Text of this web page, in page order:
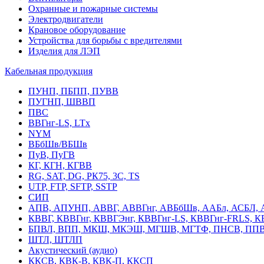
Охранные и пожарные системы
Электродвигатели
Крановое оборудование
Устройства для борьбы с вредителями
Изделия для ЛЭП
Кабельная продукция
ПУНП, ПБПП, ПУВВ
ПУГНП, ШВВП
ПВС
ВВГнг-LS, LTx
NYM
ВБбШв/ВБШв
ПуВ, ПуГВ
КГ, КГН, КГВВ
RG, SAT, DG, РК75, 3С, TS
UTP, FTP, SFTP, SSTP
СИП
АПВ, АПУНП, АВВГ, АВВГнг, АВБбШв, ААБл, АСБЛ,
КВВГ, КВВГнг, КВВГЭнг, КВВГнг-LS, КВВГнг-FRLS,
БПВЛ, ВПП, МКШ, МКЭШ, МГШВ, МГТФ, ПНСВ,
ШТЛ, ШТЛП
Акустический (аудио)
ККСВ, КВК-В, КВК-П, ККСП